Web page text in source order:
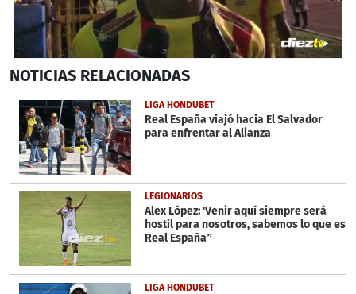
seconds
2
minutes,
38
seconds
NOTICIAS RELACIONADAS
LIGA HONDUBET
Real España viajó hacia El Salvador
para enfrentar al Alianza
LEGIONARIOS
Alex López: 'Venir aquí siempre será
hostil para nosotros, sabemos lo que es
Real España”
LIGA HONDUBET